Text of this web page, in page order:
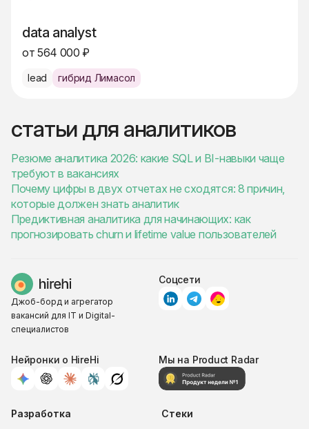
data analyst
от 564 000 ₽
lead гибрид Лимасол
статьи для аналитиков
Резюме аналитика 2026: какие SQL и BI-навыки чаще
требуют в вакансиях
Почему цифры в двух отчетах не сходятся: 8 причин,
которые должен знать аналитик
Предиктивная аналитика для начинающих: как
прогнозировать churn и lifetime value пользователей
Джоб-борд и агрегатор
вакансий для IT и Digital-
специалистов
Соцсети
Нейронки о HireHi Мы на Product Radar
Разработка Стеки